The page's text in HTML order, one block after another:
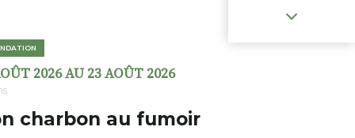
2026 AU 23 AOÛT 2026
charbon au fumoir